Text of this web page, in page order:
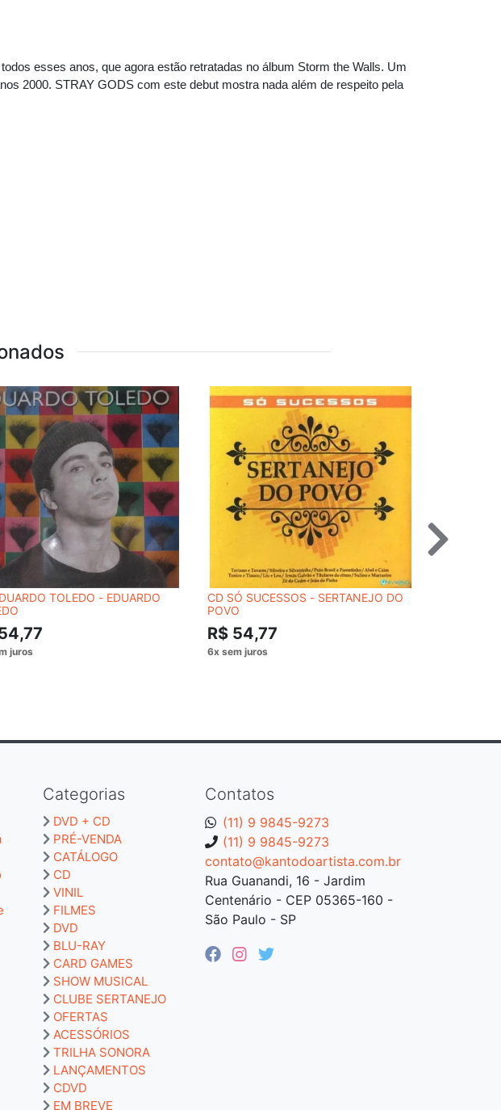
esses anos, que agora estão retratadas no álbum Storm the Walls. Um
2000. STRAY GODS com este debut mostra nada além de respeito pela
TOLEDO - EDUARDO
CD SÓ SUCESSOS - SERTANEJO DO
POVO
R$ 54,77
Contatos
(11) 9 9845-9273
(11) 9 9845-9273
contato@kantodoartista.com.br
Rua Guanandi, 16 - Jardim
Centenário - CEP 05365-160 -
São Paulo - SP
Categorias
DVD + CD
PRÉ-VENDA
CATÁLOGO
CD
VINIL
FILMES
DVD
BLU-RAY
CARD GAMES
SHOW MUSICAL
CLUBE SERTANEJO
OFERTAS
ACESSÓRIOS
TRILHA SONORA
LANÇAMENTOS
CDVD
EM BREVE